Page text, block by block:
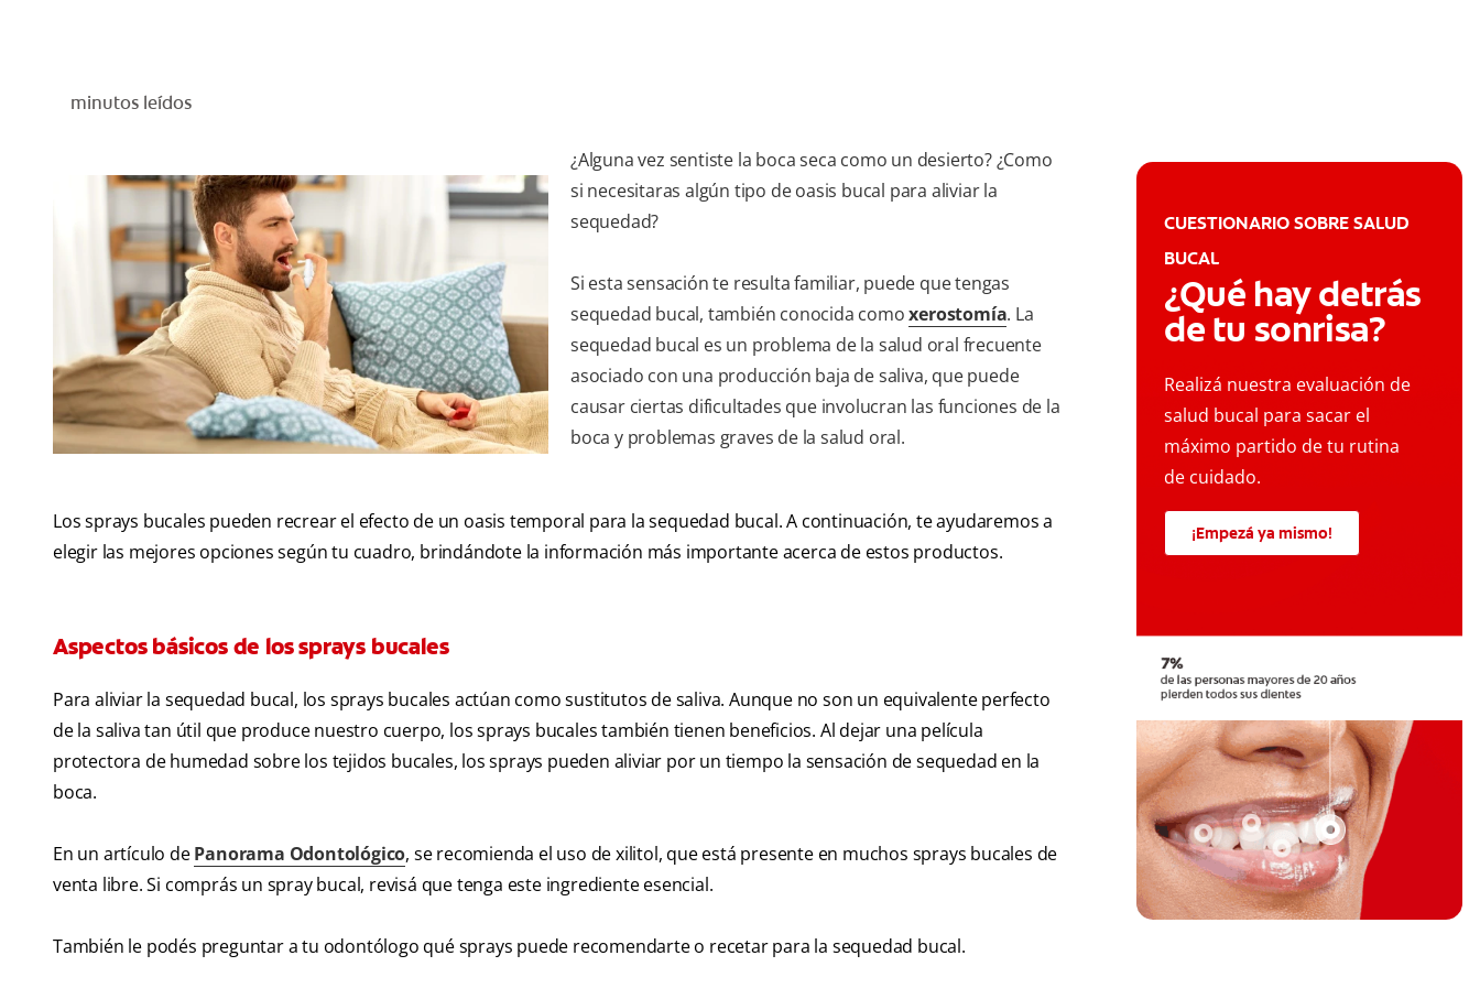
minutos leídos
¿Alguna vez sentiste la boca seca como un desierto? ¿Como
si necesitaras algún tipo de oasis bucal para aliviar la
sequedad?
Si esta sensación te resulta familiar, puede que tengas
sequedad bucal, también conocida comoxerostomía. La
sequedad bucal es un problema de la salud oral frecuente
asociado con una producción baja de saliva, que puede
causar ciertas dificultades que involucran las funciones de la
boca y problemas graves de la salud oral.
Los sprays bucales pueden recrear el efecto de un oasis temporal para la sequedad bucal. A continuación, te ayudaremos a
elegir las mejores opciones según tu cuadro, brindándote la información más importante acerca de estos productos.
Aspectos básicos de los sprays bucales
Para aliviar la sequedad bucal, los sprays bucales actúan como sustitutos de saliva. Aunque no son un equivalente perfecto
de la saliva tan útil que produce nuestro cuerpo, los sprays bucales también tienen beneficios. Al dejar una película
protectora de humedad sobre los tejidos bucales, los sprays pueden aliviar por un tiempo la sensación de sequedad en la
boca.
En un artículo dePanorama Odontológico, se recomienda el uso de xilitol, que está presente en muchos sprays bucales de
venta libre. Si comprás un spray bucal, revisá que tenga este ingrediente esencial.
También le podés preguntar a tu odontólogo qué sprays puede recomendarte o recetar para la sequedad bucal.
CUESTIONARIO SOBRE SALUD
BUCAL
¿Qué hay detrás
de tu sonrisa?
Realizá nuestra evaluación de
salud bucal para sacar el
máximo partido de tu rutina
de cuidado.
¡Empezá ya mismo!